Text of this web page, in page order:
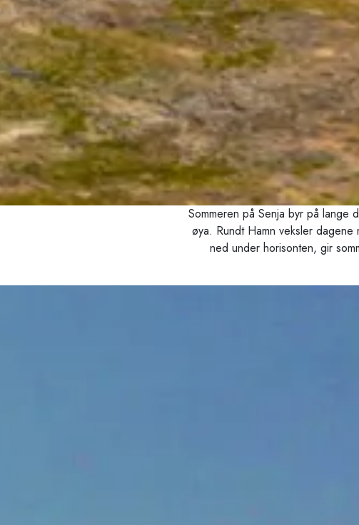
Sommeren på Senja byr på lange
øya. Rundt Hamn veksler
ned under horisonten, gir